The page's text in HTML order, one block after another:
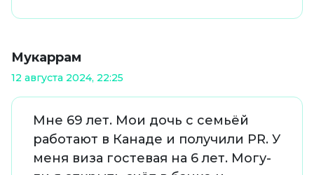
Мукаррам
12 августа 2024, 22:25
Мне 69 лет. Мои дочь с семьёй
работают в Канаде и получили PR. У
меня виза гостевая на 6 лет. Могу-